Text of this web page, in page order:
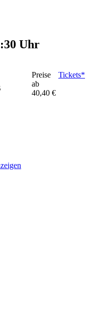
Uhr
Preise
ab
40,40 €
Tickets*